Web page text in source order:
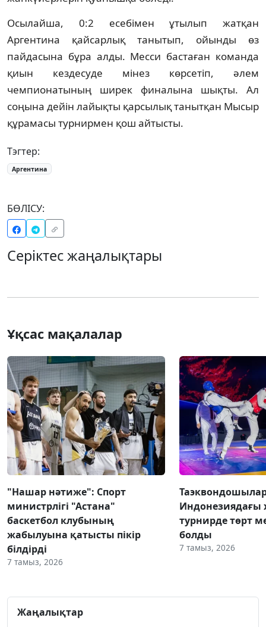
Осылайша, 0:2 есебімен ұтылып жатқан
Аргентина қайсарлық танытып, ойынды өз
пайдасына бұра алды. Месси бастаған команда
қиын кездесуде мінез көрсетіп, әлем
чемпионатының ширек финалына шықты. Ал
соңына дейін лайықты қарсылық танытқан Мысыр
құрамасы турнирмен қош айтысты.
Тэгтер:
Аргентина
БӨЛІСУ:
Серіктес жаңалықтары
Ұқсас мақалалар
"Нашар нәтиже": Спорт
министрлігі "Астана"
баскетбол клубының
жабылуына қатысты пікір
білдірді
7 тамыз, 2026
Индонезиядағы
турнирде төрт
болды
7 тамыз, 2026
Жаңалықтар